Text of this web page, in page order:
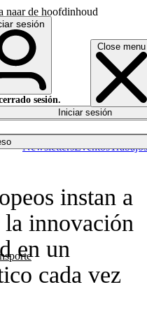
naar de hoofdinhoud
Close menu
NewslettersEventosTrabajos
sesión
sesión.
Iniciar sesión
instan a
innovación
en un
cada vez